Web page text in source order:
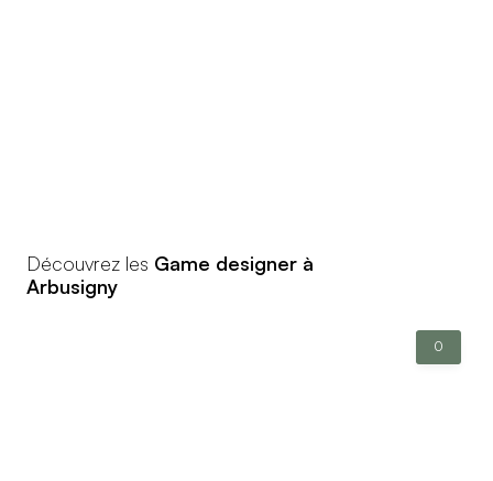
Découvrez les Game designer à
Arbusigny
0